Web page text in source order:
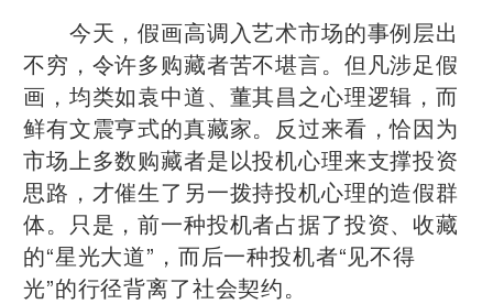
今天，假画高调入艺术市场的事例层出
不穷，令许多购藏者苦不堪言。但凡涉足假
画，均类如袁中道、董其昌之心理逻辑，而
鲜有文震亨式的真藏家。反过来看，恰因为
市场上多数购藏者是以投机心理来支撑投资
思路，才催生了另一拨持投机心理的造假群
体。只是，前一种投机者占据了投资、收藏
的“星光大道”，而后一种投机者“见不得
光”的行径背离了社会契约。